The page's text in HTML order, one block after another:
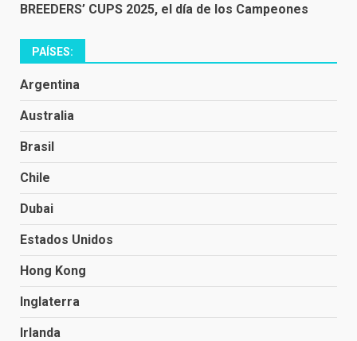
BREEDERS’ CUPS 2025, el día de los Campeones
PAÍSES:
Argentina
Australia
Brasil
Chile
Dubai
Estados Unidos
Hong Kong
Inglaterra
Irlanda